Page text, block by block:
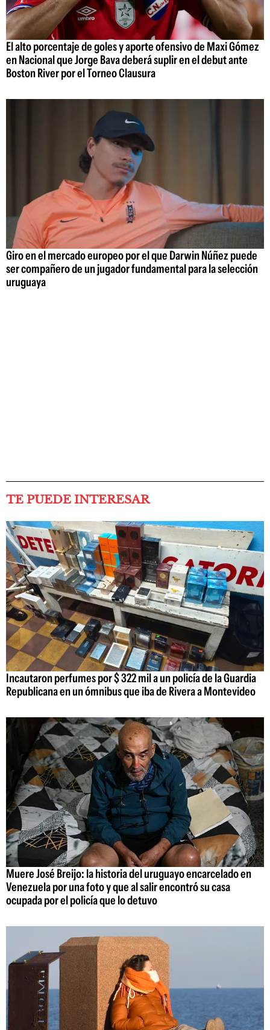
El alto porcentaje de goles y aporte ofensivo de Maxi Gómez
en Nacional que Jorge Bava deberá suplir en el debut ante
Boston River por el Torneo Clausura
Giro en el mercado europeo por el que Darwin Núñez puede
ser compañero de un jugador fundamental para la selección
uruguaya
TE PUEDE INTERESAR
Incautaron perfumes por $ 322 mil a un policía de la Guardia
Republicana en un ómnibus que iba de Rivera a Montevideo
Muere José Breijo: la historia del uruguayo encarcelado en
Venezuela por una foto y que al salir encontró su casa
ocupada por el policía que lo detuvo